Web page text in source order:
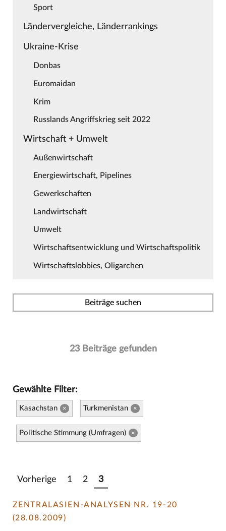
Sport
Ländervergleiche, Länderrankings
Ukraine-Krise
Donbas
Euromaidan
Krim
Russlands Angriffskrieg seit 2022
Wirtschaft + Umwelt
Außenwirtschaft
Energiewirtschaft, Pipelines
Gewerkschaften
Landwirtschaft
Umwelt
Wirtschaftsentwicklung und Wirtschaftspolitik
Wirtschaftslobbies, Oligarchen
Beiträge suchen
23 Beiträge gefunden
Gewählte Filter:
Kasachstan × Turkmenistan ×
Politische Stimmung (Umfragen) ×
Vorherige 1 2 3
ZENTRALASIEN-ANALYSEN NR. 19-20
(28.08.2009)